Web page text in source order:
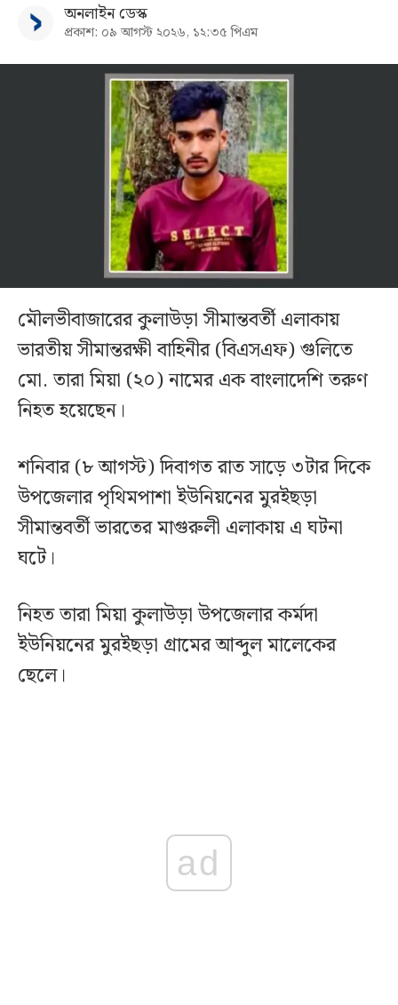
অনলাইন ডেস্ক
প্রকাশ: ০৯ আগস্ট ২০২৬, ১২:৩৫ পিএম
মৌলভীবাজারের কুলাউড়া সীমান্তবর্তী এলাকায়
ভারতীয় সীমান্তরক্ষী বাহিনীর (বিএসএফ) গুলিতে
মো. তারা মিয়া (২০) নামের এক বাংলাদেশি তরুণ
নিহত হয়েছেন।
শনিবার (৮ আগস্ট) দিবাগত রাত সাড়ে ৩টার দিকে
উপজেলার পৃথিমপাশা ইউনিয়নের মুরইছড়া
সীমান্তবর্তী ভারতের মাগুরুলী এলাকায় এ ঘটনা
ঘটে।
নিহত তারা মিয়া কুলাউড়া উপজেলার কর্মদা
ইউনিয়নের মুরইছড়া গ্রামের আব্দুল মালেকের
ছেলে।
ad